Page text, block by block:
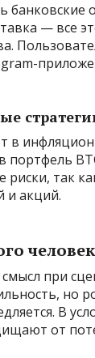
банковские
— все
в
риски, так
и акций.
при
но
В
от